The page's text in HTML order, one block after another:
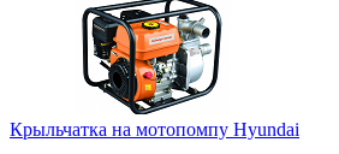
Крыльчатка на мотопомпу Hyundai